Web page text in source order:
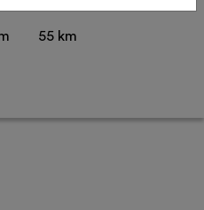
55 km